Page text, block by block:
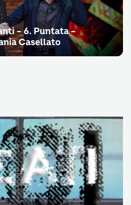
– 6. Puntata –
Casellato